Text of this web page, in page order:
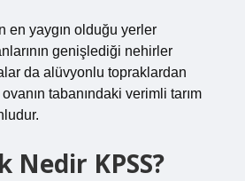
en yaygın olduğu yerler
genişlediği nehirler
da alüvyonlu topraklardan
tabanındaki verimli tarım
Nedir KPSS?